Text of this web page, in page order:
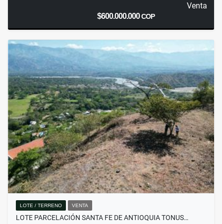
Venta
$600.000.000COP
LOTE / TERRENO VENTA
LOTE PARCELACIÓN SANTA FE DE ANTIOQUIA TONUS…